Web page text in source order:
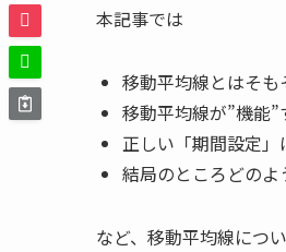
本記事では
移動平均線とはそも
移動平均線が”機能”
正しい「期間設定」
結局のところどのよ
など、移動平均線につ